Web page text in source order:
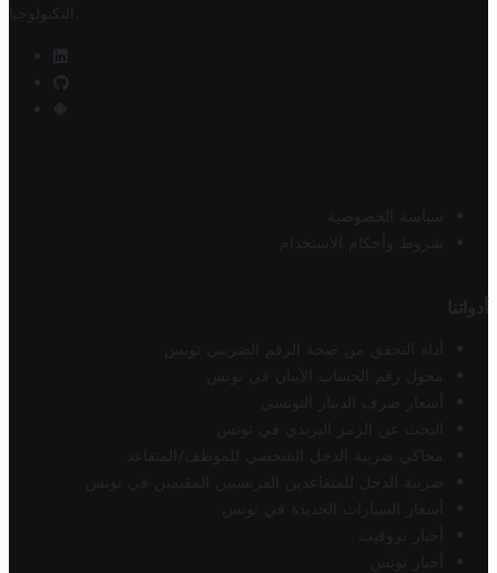
التكنولوجيا
سياسة الخصوصية
شروط وأحكام الاستخدام
أدواتنا
أداة التحقق من صحة الرقم الضريبي تونس
محول رقم الحساب الآيبان في تونس
أسعار صرف الدينار التونسي
البحث عن الرمز البريدي في تونس
محاكي ضريبة الدخل الشخصي للموظف/المتقاعد
ضريبة الدخل للمتقاعدين الفرنسيين المقيمين في تونس
أسعار السيارات الجديدة في تونس
أخبار تروفيت
أخبار تونس